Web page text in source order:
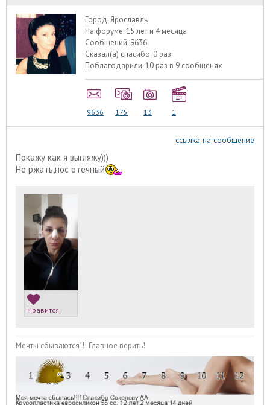
Город:Ярославль
На форуме:15 лет и 4 месяца
Сообщений: 9636
Сказал(а) спасибо: 0 раз
Поблагодарили:10 раз в 9 сообщенях
9636 175 13 1
ссылка на сообщение
Покажу как я выгляжу)))
Не ржать,нос отечный
Нравится
Мечты сбываются!!! Главное верить!